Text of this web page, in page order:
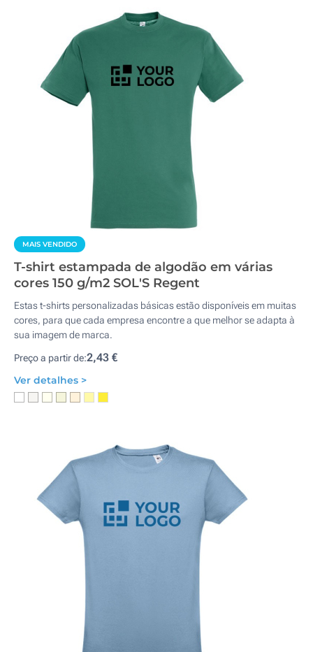
MAIS VENDIDO
T-shirt estampada de algodão em várias
cores 150 g/m2 SOL'S Regent
Estas t-shirts personalizadas básicas estão disponíveis em muitas
cores, para que cada empresa encontre a que melhor se adapta à
sua imagem de marca.
Preço a partir de:2,43 €
Ver detalhes >